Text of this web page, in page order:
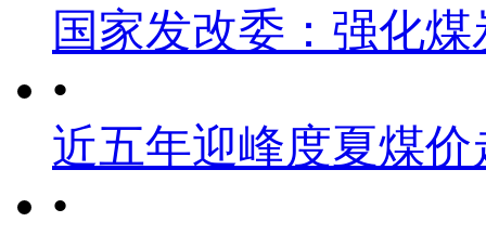
国家发改委：强化
•
近五年迎峰度夏煤价
•